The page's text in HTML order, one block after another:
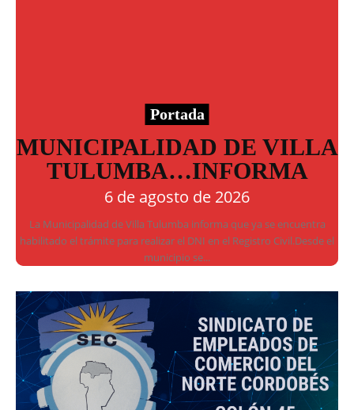
Portada
MUNICIPALIDAD DE VILLA
TULUMBA…INFORMA
6 de agosto de 2026
La Municipalidad de Villa Tulumba informa que ya se encuentra
habilitado el trámite para realizar el DNI en el Registro Civil.Desde el
municipio se...